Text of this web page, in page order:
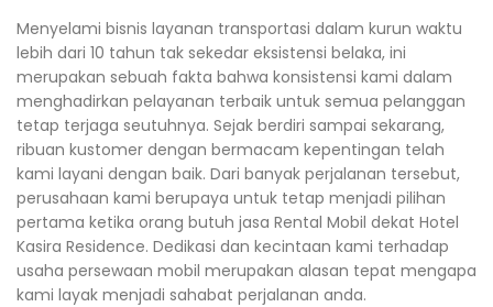
Menyelami bisnis layanan transportasi dalam kurun waktu
lebih dari 10 tahun tak sekedar eksistensi belaka, ini
merupakan sebuah fakta bahwa konsistensi kami dalam
menghadirkan pelayanan terbaik untuk semua pelanggan
tetap terjaga seutuhnya. Sejak berdiri sampai sekarang,
ribuan kustomer dengan bermacam kepentingan telah
kami layani dengan baik. Dari banyak perjalanan tersebut,
perusahaan kami berupaya untuk tetap menjadi pilihan
pertama ketika orang butuh jasa Rental Mobil dekat Hotel
Kasira Residence. Dedikasi dan kecintaan kami terhadap
usaha persewaan mobil merupakan alasan tepat mengapa
kami layak menjadi sahabat perjalanan anda.